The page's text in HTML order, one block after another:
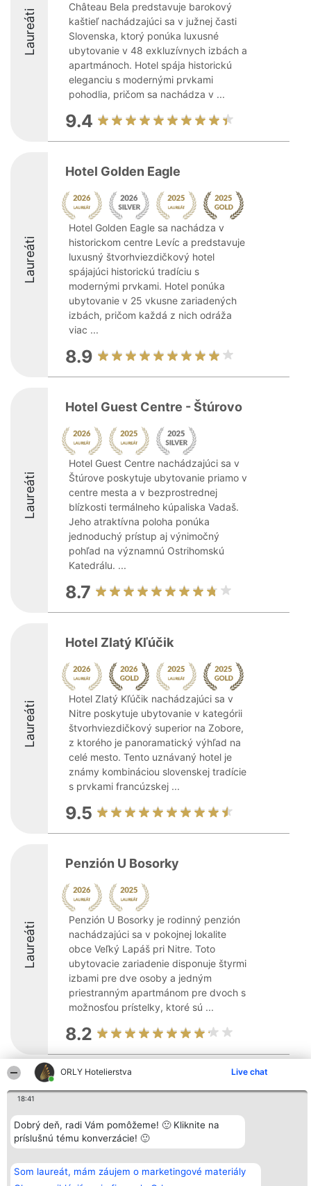
ORLY Hotelierstva Live chat
18:41
Dobrý deň, radi Vám pomôžeme! 🙂 Kliknite na
príslušnú tému konverzácie! 🙂
Som laureát, mám záujem o marketingové materiály
Laureáti
Château Bela predstavuje barokový
kaštieľ nachádzajúci sa v južnej časti
Slovenska, ktorý ponúka luxusné
ubytovanie v 48 exkluzívnych izbách a
apartmánoch. Hotel spája historickú
eleganciu s modernými prvkami
pohodlia, pričom sa nachádza v ...
9.4
Laureáti
Hotel Golden Eagle
Hotel Golden Eagle sa nachádza v
historickom centre Levíc a predstavuje
luxusný štvorhviezdičkový hotel
spájajúci historickú tradíciu s
modernými prvkami. Hotel ponúka
ubytovanie v 25 vkusne zariadených
izbách, pričom každá z nich odráža
viac ...
8.9
Laureáti
Hotel Guest Centre - Štúrovo
Hotel Guest Centre nachádzajúci sa v
Štúrove poskytuje ubytovanie priamo v
centre mesta a v bezprostrednej
blízkosti termálneho kúpaliska Vadaš.
Jeho atraktívna poloha ponúka
jednoduchý prístup aj výnimočný
pohľad na významnú Ostrihomskú
Katedrálu. ...
8.7
Laureáti
Hotel Zlatý Kľúčik
Hotel Zlatý Kľúčik nachádzajúci sa v
Nitre poskytuje ubytovanie v kategórii
štvorhviezdičkový superior na Zobore,
z ktorého je panoramatický výhľad na
celé mesto. Tento uznávaný hotel je
známy kombináciou slovenskej tradície
s prvkami francúzskej ...
9.5
Laureáti
Penzión U Bosorky
Penzión U Bosorky je rodinný penzión
nachádzajúci sa v pokojnej lokalite
obce Veľký Lapáš pri Nitre. Toto
ubytovacie zariadenie disponuje štyrmi
izbami pre dve osoby a jedným
priestranným apartmánom pre dvoch s
možnosťou prístelky, ktoré sú ...
8.2
Organizátor hodnotenia
Bright Side Solutions sp. z o.
o. sp. k.
Wrocław 50-079
KRS 0000749100 | Regon
381313360 | NIP 8943132676
Laureáti
Laureatów
Podmienky
Obchodné
Zásady
ochrany
Kontakt